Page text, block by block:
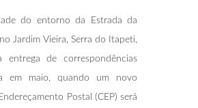
do entorno da Estrada da
Jardim Vieira, Serra do Itapeti,
de correspondências
em maio, quando um novo
Postal (CEP) será